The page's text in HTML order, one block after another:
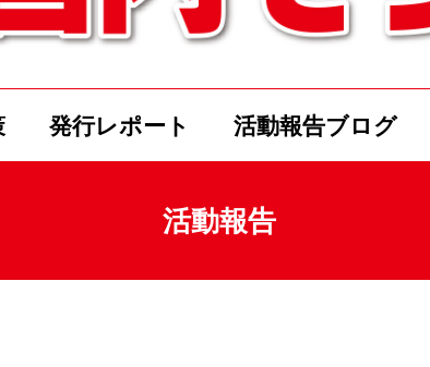
発行レポート 活動報告ブログ
活動報告